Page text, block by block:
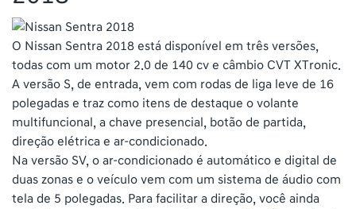
O Nissan Sentra 2018 está disponível em três versões,
todas com um motor 2.0 de 140 cv e câmbio CVT XTronic.
A versão S, de entrada, vem com rodas de liga leve de 16
polegadas e traz como itens de destaque o volante
multifuncional, a chave presencial, botão de partida,
direção elétrica e ar-condicionado.
Na versão SV, o ar-condicionado é automático e digital de
duas zonas e o veículo vem com um sistema de áudio com
tela de 5 polegadas. Para facilitar a direção, você ainda